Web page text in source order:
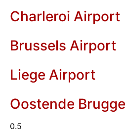
Charleroi Airport
Brussels Airport
Liege Airport
Oostende